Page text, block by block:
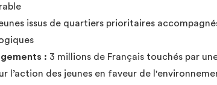
issus de quartiers prioritaires
: 3 millions de Français touchés par
l’action des jeunes en faveur de